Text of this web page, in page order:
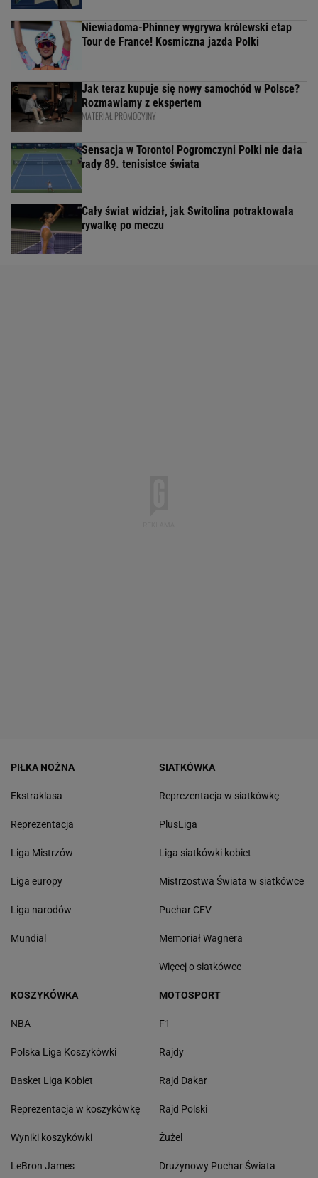
Niewiadoma-Phinney wygrywa królewski etap
Tour de France! Kosmiczna jazda Polki
Jak teraz kupuje się nowy samochód w Polsce?
Rozmawiamy z ekspertem
MATERIAŁ PROMOCYJNY
Sensacja w Toronto! Pogromczyni Polki nie dała
rady 89. tenisistce świata
Cały świat widział, jak Switolina potraktowała
rywalkę po meczu
PIŁKA NOŻNA
Ekstraklasa
Reprezentacja
Liga Mistrzów
Liga europy
Liga narodów
Mundial
SIATKÓWKA
Reprezentacja w siatkówkę
PlusLiga
Liga siatkówki kobiet
Mistrzostwa Świata w siatkówce
Puchar CEV
Memoriał Wagnera
Więcej o siatkówce
KOSZYKÓWKA
NBA
Polska Liga Koszykówki
Basket Liga Kobiet
Reprezentacja w koszykówkę
Wyniki koszykówki
LeBron James
MOTOSPORT
F1
Rajdy
Rajd Dakar
Rajd Polski
Żużel
Drużynowy Puchar Świata